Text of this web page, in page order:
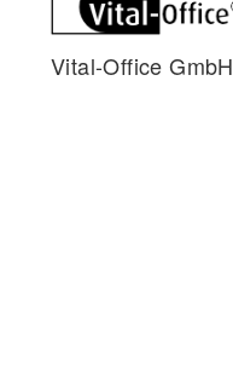
Vital-Office GmbH